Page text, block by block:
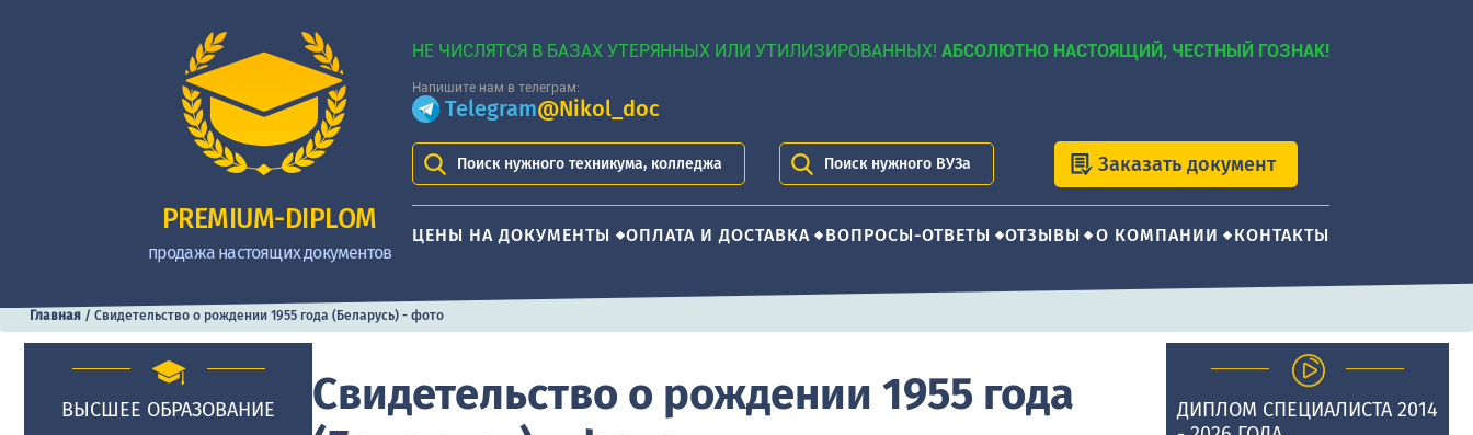
PREMIUM-DIPLOM
продажа настоящих документов
НЕ ЧИСЛЯТСЯ В БАЗАХ УТЕРЯННЫХ ИЛИ УТИЛИЗИРОВАННЫХ!АБСОЛЮТНО НАСТОЯЩИЙ, ЧЕСТНЫЙ ГОЗНАК!
Напишите нам в телеграм:
Telegram@Nikol_doc
Поиск нужного техникума, колледжа Поиск нужного ВУЗа Заказать документ
ЦЕНЫ НА ДОКУМЕНТЫ ОПЛАТА И ДОСТАВКА ВОПРОСЫ-ОТВЕТЫ ОТЗЫВЫ О КОМПАНИИ КОНТАКТЫ
Главная / Свидетельство о рождении 1955 года (Беларусь) - фото
ВЫСШЕЕ ОБРАЗОВАНИЕ
Свидетельство о рождении 1955 года
ДИПЛОМ СПЕЦИАЛИСТА 2014